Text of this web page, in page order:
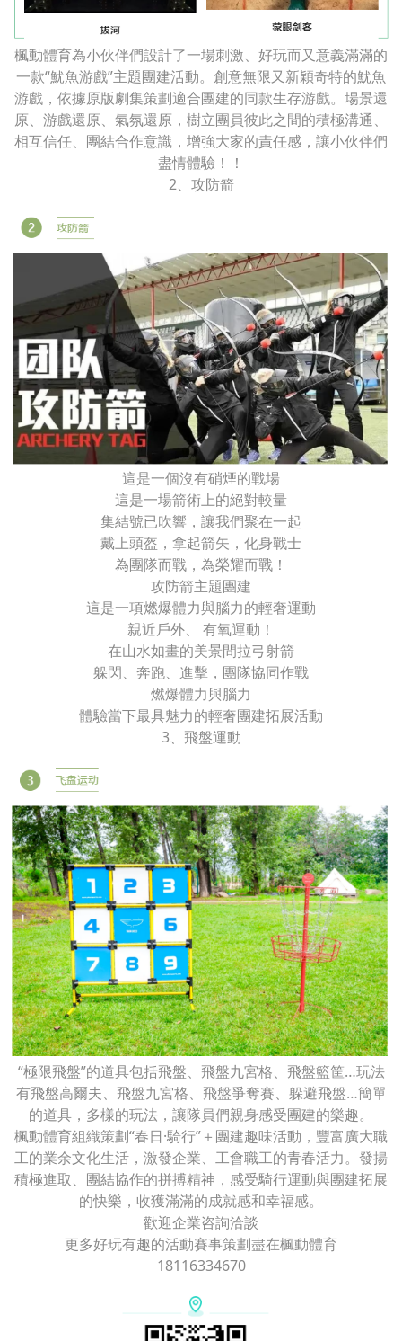
楓動體育為小伙伴們設計了一場刺激、好玩而又意義滿滿的
一款“魷魚游戲”主題團建活動。創意無限又新穎奇特的魷魚
游戲，依據原版劇集策劃適合團建的同款生存游戲。場景還
原、游戲還原、氣氛還原，樹立團員彼此之間的積極溝通、
相互信任、團結合作意識，增強大家的責任感，讓小伙伴們
盡情體驗！！
2、攻防箭
這是一個沒有硝煙的戰場
這是一場箭術上的絕對較量
集結號已吹響，讓我們聚在一起
戴上頭盔，拿起箭矢，化身戰士
為團隊而戰，為榮耀而戰！
攻防箭主題團建
這是一項燃爆體力與腦力的輕奢運動
親近戶外、 有氧運動！
在山水如畫的美景間拉弓射箭
躲閃、奔跑、進擊，團隊協同作戰
燃爆體力與腦力
體驗當下最具魅力的輕奢團建拓展活動
3、飛盤運動
“極限飛盤”的道具包括飛盤、飛盤九宮格、飛盤籃筐…玩法
有飛盤高爾夫、飛盤九宮格、飛盤爭奪賽、躲避飛盤…簡單
的道具，多樣的玩法，讓隊員們親身感受團建的樂趣。
楓動體育組織策劃“春日·騎行”＋團建趣味活動，豐富廣大職
工的業余文化生活，激發企業、工會職工的青春活力。發揚
積極進取、團結協作的拼搏精神，感受騎行運動與團建拓展
的快樂，收獲滿滿的成就感和幸福感。
歡迎企業咨詢洽談
更多好玩有趣的活動賽事策劃盡在楓動體育
18116334670